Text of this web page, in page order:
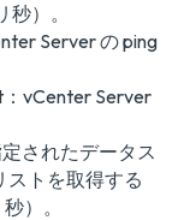
）。
Server の ping
：vCenter Server
されたデータス
ストを取得する
）。